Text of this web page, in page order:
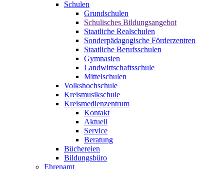
Schulen
Grundschulen
Schulisches Bildungsangebot
Staatliche Realschulen
Sonderpädagogische Förderzentren
Staatliche Berufsschulen
Gymnasien
Landwirtschaftsschule
Mittelschulen
Volkshochschule
Kreismusikschule
Kreismedienzentrum
Kontakt
Aktuell
Service
Beratung
Büchereien
Bildungsbüro
Ehrenamt